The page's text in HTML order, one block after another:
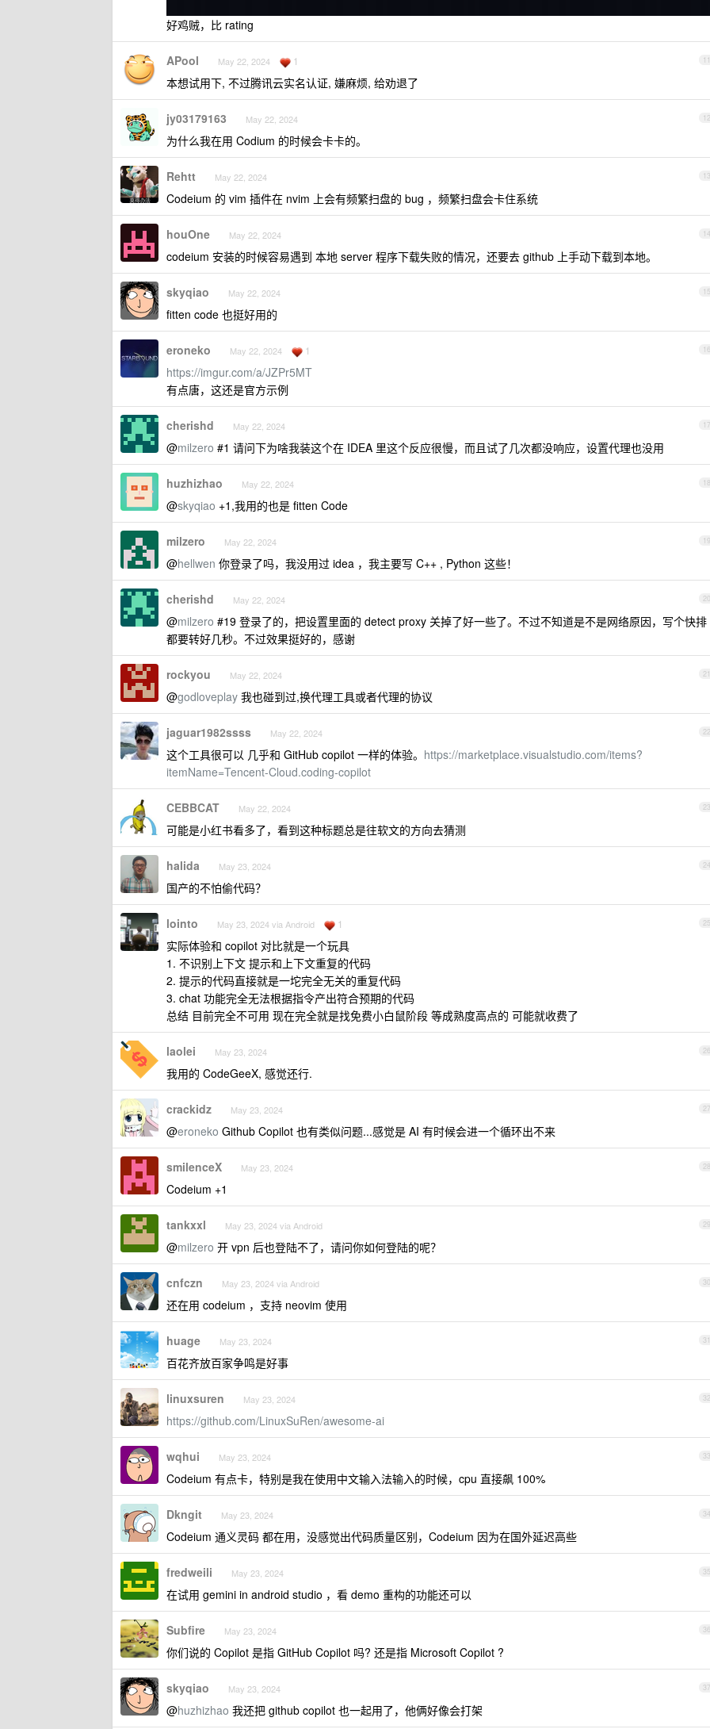
好鸡贼，比 rating
11
APool May 22, 2024 1
本想试用下, 不过腾讯云实名认证, 嫌麻烦, 给劝退了
12
jy03179163 May 22, 2024
为什么我在用 Codium 的时候会卡卡的。
13
Rehtt May 22, 2024
Codeium 的 vim 插件在 nvim 上会有频繁扫盘的 bug ，频繁扫盘会卡住系统
14
houOne May 22, 2024
codeium 安装的时候容易遇到 本地 server 程序下载失败的情况，还要去 github 上手动下载到本地。
15
skyqiao May 22, 2024
fitten code 也挺好用的
16
eroneko May 22, 2024 1
https://imgur.com/a/JZPr5MT
有点唐，这还是官方示例
17
cherishd May 22, 2024
@milzero #1 请问下为啥我装这个在 IDEA 里这个反应很慢，而且试了几次都没响应，设置代理也没用
18
huzhizhao May 22, 2024
@skyqiao +1,我用的也是 fitten Code
19
milzero May 22, 2024
@hellwen 你登录了吗，我没用过 idea ，我主要写 C++ , Python 这些！
20
cherishd May 22, 2024
@milzero #19 登录了的，把设置里面的 detect proxy 关掉了好一些了。不过不知道是不是网络原因，写个快排
都要转好几秒。不过效果挺好的，感谢
21
rockyou May 22, 2024
@godloveplay 我也碰到过,换代理工具或者代理的协议
22
jaguar1982ssss May 22, 2024
这个工具很可以 几乎和 GitHub copilot 一样的体验。 https://marketplace.visualstudio.com/items?
itemName=Tencent-Cloud.coding-copilot
23
CEBBCAT May 22, 2024
可能是小红书看多了，看到这种标题总是往软文的方向去猜测
24
halida May 23, 2024
国产的不怕偷代码？
25
lointo May 23, 2024 via Android 1
实际体验和 copilot 对比就是一个玩具
1. 不识别上下文 提示和上下文重复的代码
2. 提示的代码直接就是一坨完全无关的重复代码
3. chat 功能完全无法根据指令产出符合预期的代码
总结 目前完全不可用 现在完全就是找免费小白鼠阶段 等成熟度高点的 可能就收费了
26
laolei May 23, 2024
我用的 CodeGeeX, 感觉还行.
27
crackidz May 23, 2024
@eroneko Github Copilot 也有类似问题...感觉是 AI 有时候会进一个循环出不来
28
smilenceX May 23, 2024
Codeium +1
29
tankxxl May 23, 2024 via Android
@milzero 开 vpn 后也登陆不了，请问你如何登陆的呢？
30
cnfczn May 23, 2024 via Android
还在用 codeium ，支持 neovim 使用
31
huage May 23, 2024
百花齐放百家争鸣是好事
32
linuxsuren May 23, 2024
https://github.com/LinuxSuRen/awesome-ai
33
wqhui May 23, 2024
Codeium 有点卡，特别是我在使用中文输入法输入的时候，cpu 直接飙 100%
34
Dkngit May 23, 2024
Codeium 通义灵码 都在用，没感觉出代码质量区别，Codeium 因为在国外延迟高些
35
fredweili May 23, 2024
在试用 gemini in android studio ，看 demo 重构的功能还可以
36
Subfire May 23, 2024
你们说的 Copilot 是指 GitHub Copilot 吗? 还是指 Microsoft Copilot ?
37
skyqiao May 23, 2024
@huzhizhao 我还把 github copilot 也一起用了，他俩好像会打架